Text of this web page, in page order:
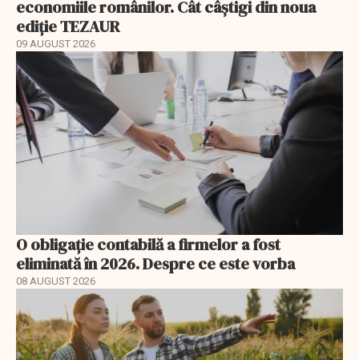
economiile românilor. Cât câștigi din noua
ediție TEZAUR
09 AUGUST 2026
O obligație contabilă a firmelor a fost
eliminată în 2026. Despre ce este vorba
08 AUGUST 2026